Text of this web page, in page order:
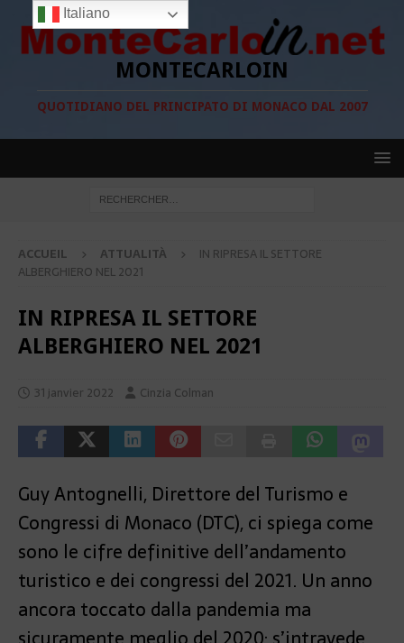
MONTECARLOIN
QUOTIDIANO DEL PRINCIPATO DI MONACO DAL 2007
ACCUEIL ATTUALITÀ
IN RIPRESA IL SETTORE
ALBERGHIERO NEL 2021
IN RIPRESA IL SETTORE
ALBERGHIERO NEL 2021
31 janvier 2022 Cinzia Colman
Guy Antognelli, Direttore del Turismo e
Congressi di Monaco (DTC), ci spiega come
sono le cifre definitive dell’andamento
turistico e dei congressi del 2021. Un anno
ancora toccato dalla pandemia ma
Italiano